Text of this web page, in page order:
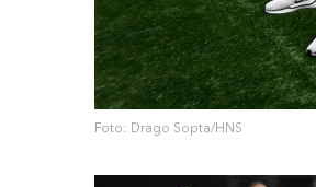
Foto: Drago Sopta/HNS